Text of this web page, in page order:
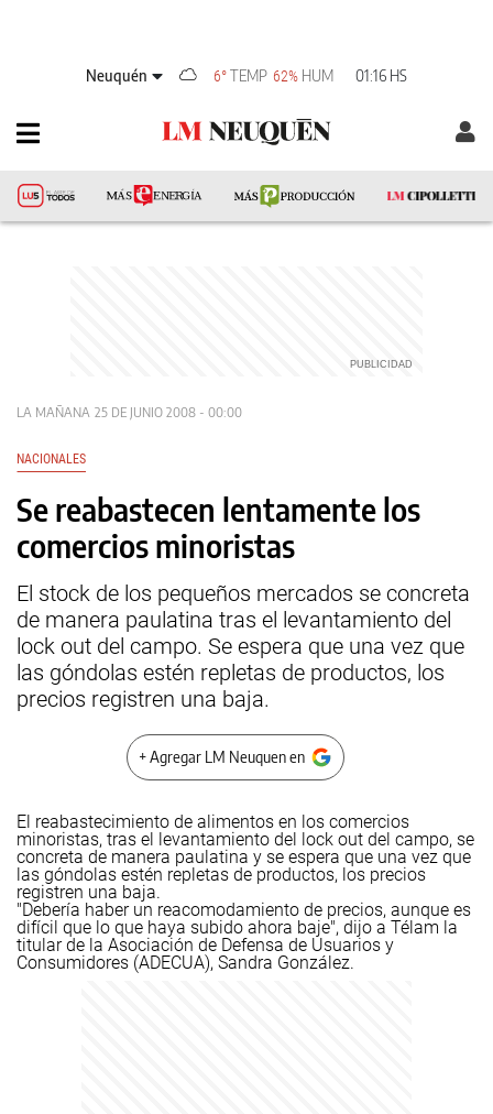
Neuquén 6°TEMP 62% HUM 01:16 HS
LA MAÑANA 25 DE JUNIO 2008 - 00:00
NACIONALES
Se reabastecen lentamente los
comercios minoristas
El stock de los pequeños mercados se concreta
de manera paulatina tras el levantamiento del
lock out del campo. Se espera que una vez que
las góndolas estén repletas de productos, los
precios registren una baja.
+ Agregar LM Neuquen en
El reabastecimiento de alimentos en los comercios
minoristas, tras el levantamiento del lock out del campo, se
concreta de manera paulatina y se espera que una vez que
las góndolas estén repletas de productos, los precios
registren una baja.
"Debería haber un reacomodamiento de precios, aunque es
difícil que lo que haya subido ahora baje", dijo a Télam la
titular de la Asociación de Defensa de Usuarios y
Consumidores (ADECUA), Sandra González.